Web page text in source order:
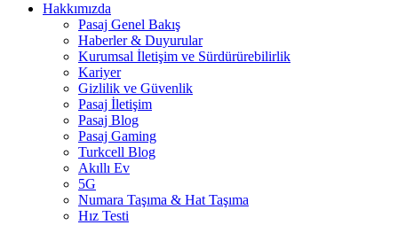
Hakkımızda
Pasaj Genel Bakış
Haberler & Duyurular
Kurumsal İletişim ve Sürdürürebilirlik
Kariyer
Gizlilik ve Güvenlik
Pasaj İletişim
Pasaj Blog
Pasaj Gaming
Turkcell Blog
Akıllı Ev
5G
Numara Taşıma & Hat Taşıma
Hız Testi